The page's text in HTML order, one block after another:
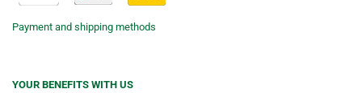
Payment and shipping methods
YOUR BENEFITS WITH US